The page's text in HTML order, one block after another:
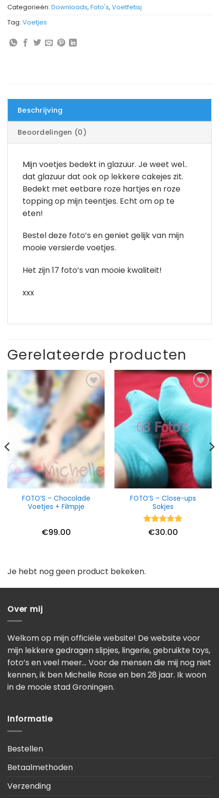
Categorieën: Downloads, Foto's, Voetfetisj
Tag: Voetjes
Beschrijving
Beoordelingen (0)
Mijn voetjes bedekt in glazuur. Je weet wel..
dat glazuur dat ook op lekkere cakejes zit.
Bedekt met eetbare roze hartjes en roze
topping op mijn teentjes. Echt om op te
eten!
Bestel deze foto’s en geniet gelijk van mijn
mooie versierde voetjes.
Het zijn 17 foto’s van mooie kwaliteit!
xxx
Gerelateerde producten
FOTO’S – Chocolade
Voetjes + Filmpje
€99.00
FOTO’S – Close-ups
Sokjes
Waardering
€30.00
Je hebt nog geen product bekeken.
Over mij
Welkom op mijn officiële website! De website voor
mijn lekkere gedragen slipjes, lingerie, gebruikte toys,
foto’s en veel meer… Voor de mensen die mij nog niet
kennen, ik ben Michelle Rose en ben 28 jaar. Ik woon
in de mooie stad Groningen.
Informatie
Bestellen
Betaalmethoden
Verzending